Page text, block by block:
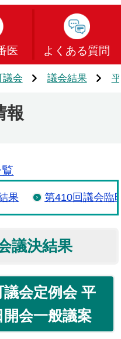
医 よくある質問
議会 議会結果
報
果 第410回議会臨
議決結果
会定例会 平
会一般議案